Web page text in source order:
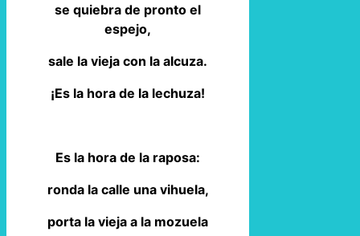
se quiebra de pronto el
espejo,
sale la vieja con la alcuza.
¡Es la hora de la lechuza!
Es la hora de la raposa:
ronda la calle una vihuela,
porta la vieja a la mozuela